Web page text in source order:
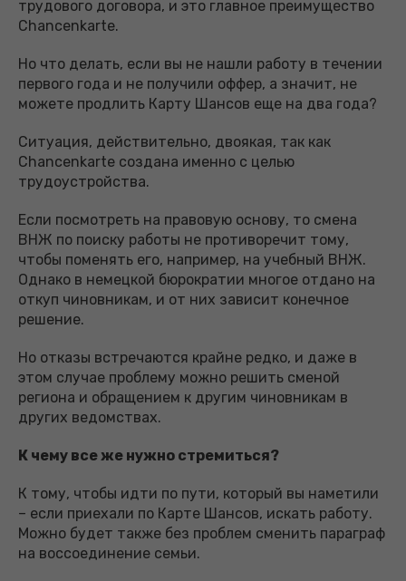
трудового договора, и это главное преимущество
Chancenkarte.
Но что делать, если вы не нашли работу в течении
первого года и не получили оффер, а значит, не
можете продлить Карту Шансов еще на два года?
Ситуация, действительно, двоякая, так как
Chancenkarte создана именно с целью
трудоустройства.
Если посмотреть на правовую основу, то смена
ВНЖ по поиску работы не противоречит тому,
чтобы поменять его, например, на учебный ВНЖ.
Однако в немецкой бюрократии многое отдано на
откуп чиновникам, и от них зависит конечное
решение.
Но отказы встречаются крайне редко, и даже в
этом случае проблему можно решить сменой
региона и обращением к другим чиновникам в
других ведомствах.
К чему все же нужно стремиться?
К тому, чтобы идти по пути, который вы наметили
– если приехали по Карте Шансов, искать работу.
Можно будет также без проблем сменить параграф
на воссоединение семьи.